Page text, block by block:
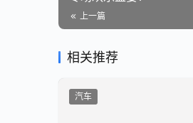
上一篇
相关推荐
汽车